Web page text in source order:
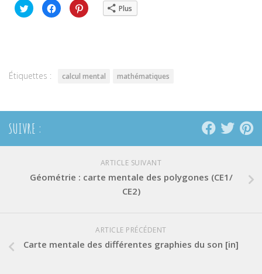
Cliquez
pour
partager
Cliquez
pour
partager
Cliquez
pour Plus
Étiquettes : calcul mental mathématiques
SUIVRE :
ARTICLE SUIVANT
Géométrie : carte mentale des polygones (CE1/
CE2)
ARTICLE PRÉCÉDENT
Carte mentale des différentes graphies du son [in]